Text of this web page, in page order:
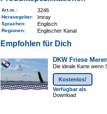
Art.nr. : 3246
Herausgeber: Imray
Sprachen: Englisch
Regionen: Englischer Kanal
Empfohlen für Dich
DKW Friese
Die ideale Karte wenn
Kostenlos!
Verfügbar als
Download